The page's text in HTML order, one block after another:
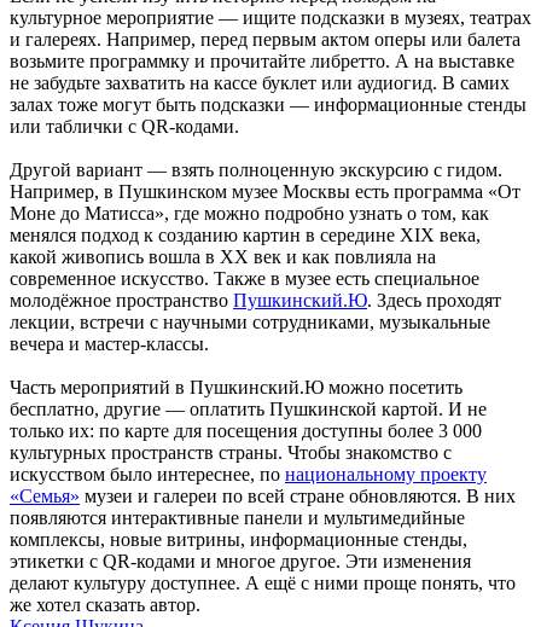
культурное мероприятие — ищите подсказки в музеях, театрах
и галереях. Например, перед первым актом оперы или балета
возьмите программку и прочитайте либретто. А на выставке
не забудьте захватить на кассе буклет или аудиогид. В самих
залах тоже могут быть подсказки — информационные стенды
или таблички с QR-кодами.
Другой вариант — взять полноценную экскурсию с гидом.
Например, в Пушкинском музее Москвы есть программа «От
Моне до Матисса», где можно подробно узнать о том, как
менялся подход к созданию картин в середине XIX века,
какой живопись вошла в XX век и как повлияла на
современное искусство. Также в музее есть специальное
молодёжное пространство Пушкинский.Ю. Здесь проходят
лекции, встречи с научными сотрудниками, музыкальные
вечера и мастер-классы.
Часть мероприятий в Пушкинский.Ю можно посетить
бесплатно, другие — оплатить Пушкинской картой. И не
только их: по карте для посещения доступны более 3 000
культурных пространств страны. Чтобы знакомство с
искусством было интереснее, по национальному проекту
«Семья» музеи и галереи по всей стране обновляются. В них
появляются интерактивные панели и мультимедийные
комплексы, новые витрины, информационные стенды,
этикетки с QR-кодами и многое другое. Эти изменения
делают культуру доступнее. А ещё с ними проще понять, что
же хотел сказать автор.